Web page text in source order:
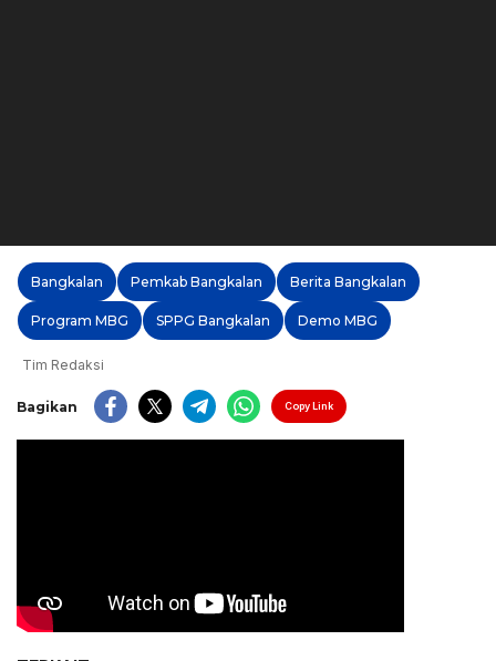
Bangkalan Pemkab Bangkalan Berita Bangkalan
Program MBG SPPG Bangkalan Demo MBG
Tim Redaksi
Bagikan Copy Link